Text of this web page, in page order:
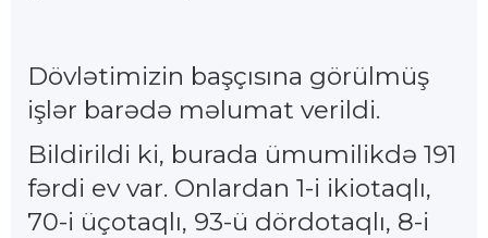
Dövlətimizin başçısına görülmüş
işlər barədə məlumat verildi.
Bildirildi ki, burada ümumilikdə 191
fərdi ev var. Onlardan 1-i ikiotaqlı,
70-i üçotaqlı, 93-ü dördotaqlı, 8-i